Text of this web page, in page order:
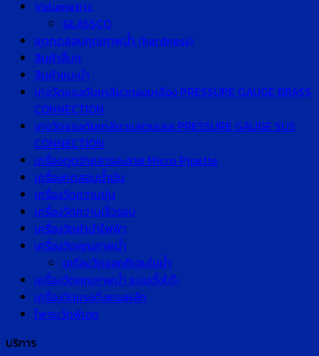
Volumetric
GLASSCO
ชุดทดสอบคุณภาพน้ำ (hardness)
สินค้าอื่นๆ
สินค้าแนะนำ
เกจวัดแรงดันเกลียวทองเหลือง PRESSURE GAUGE BRASS
CONNECTION
เกจวัดแรงดันเกลียวแสตนเลส PRESSURE GAUGE SUS
CONNECTION
เครื่องดูดจ่ายสารละลาย Micro Pipette
เครื่องทดสอบน้ำมัน
เครื่องวัดความขุ่น
เครื่องวัดความเร็วรอบ
เครื่องวัดค่านำไฟฟ้า
เครื่องวัดคุณภาพน้ำ
เครื่องวัดออกซิเจนในน้ำ
เครื่องวัดคุณภาพน้ำ แบบตั้งโต๊ะ
เครื่องวัดแรงดึงแรงผลัก
โพรบวัดพีเอช
บริการ